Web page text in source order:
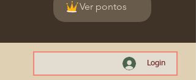
Ver pontos
Login